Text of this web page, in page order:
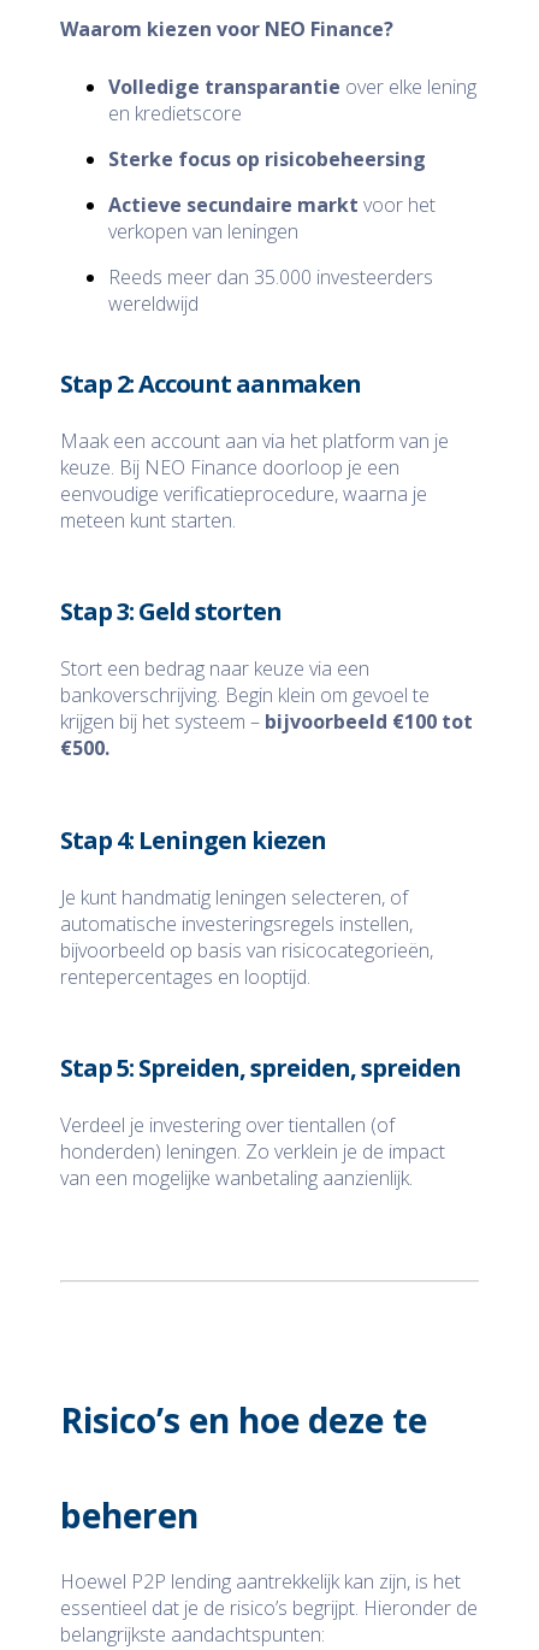
Waarom kiezen voor NEO Finance?
Volledige transparantie over elke lening
en kredietscore
Sterke focus op risicobeheersing
Actieve secundaire markt voor het
verkopen van leningen
Reeds meer dan 35.000 investeerders
wereldwijd
Stap 2: Account aanmaken
Maak een account aan via het platform van je
keuze. Bij NEO Finance doorloop je een
eenvoudige verificatieprocedure, waarna je
meteen kunt starten.
Stap 3: Geld storten
Stort een bedrag naar keuze via een
bankoverschrijving. Begin klein om gevoel te
krijgen bij het systeem – bijvoorbeeld €100 tot
€500.
Stap 4: Leningen kiezen
Je kunt handmatig leningen selecteren, of
automatische investeringsregels instellen,
bijvoorbeeld op basis van risicocategorieën,
rentepercentages en looptijd.
Stap 5: Spreiden, spreiden, spreiden
Verdeel je investering over tientallen (of
honderden) leningen. Zo verklein je de impact
van een mogelijke wanbetaling aanzienlijk.
Risico’s en hoe deze te
beheren
Hoewel P2P lending aantrekkelijk kan zijn, is het
essentieel dat je de risico’s begrijpt. Hieronder de
belangrijkste aandachtspunten: